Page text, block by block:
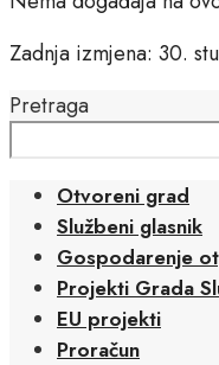
Zadnja izmjena: 30.
Pretraga
Otvoreni grad
Službeni glasnik
Gospodarenje
Projekti Grada
EU projekti
Proračun